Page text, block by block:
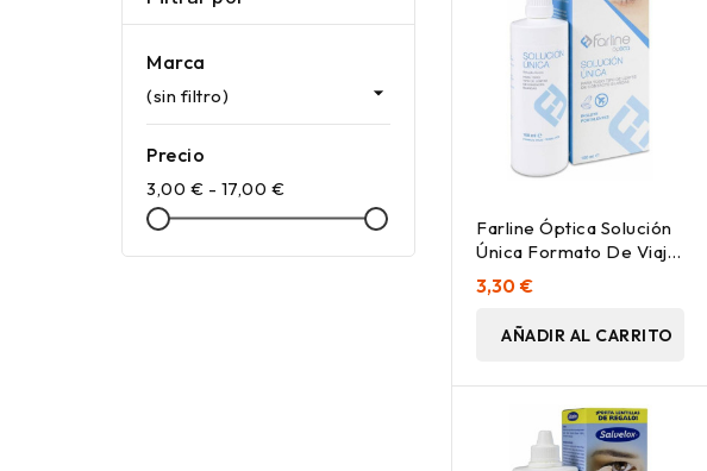
Marca
(sin filtro) 
Precio
3,00 € - 17,00 €
Farline Óptica Solución
Única Formato De Viaje,
100 Ml
3,30 €
AÑADIR AL CARRITO